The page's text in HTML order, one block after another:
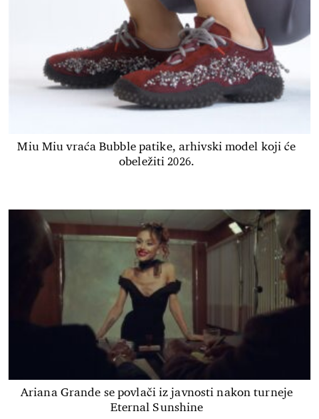
Miu Miu vraća Bubble patike, arhivski model koji će
obeležiti 2026.
Ariana Grande se povlači iz javnosti nakon turneje
Eternal Sunshine